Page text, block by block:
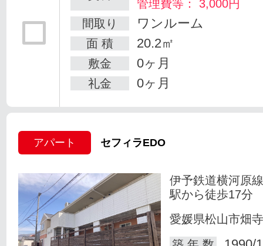
管理費等： 3,000円
間取り
ワンルーム
面 積 20.2㎡
敷金 0ヶ月
礼金 0ヶ月
アパート セフィラEDO
伊予鉄道横河原
駅から徒歩17分
愛媛県松山市畑寺